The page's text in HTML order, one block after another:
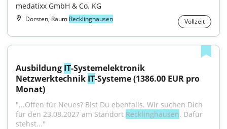
medatixx GmbH & Co. KG
Dorsten, Raum Recklinghausen Vollzeit
Ausbildung IT-Systemelektronik
Netzwerktechnik IT-Systeme (1386.00 EUR pro
Monat)
"...Offen für Neues? Bist Du ebenfalls. Wir suchen Dich
für den 23.08.2027 am Standort Recklinghausen. Dafür
stehst..."